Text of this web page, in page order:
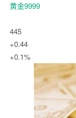
黄金9999
445
+0.44
+0.1%